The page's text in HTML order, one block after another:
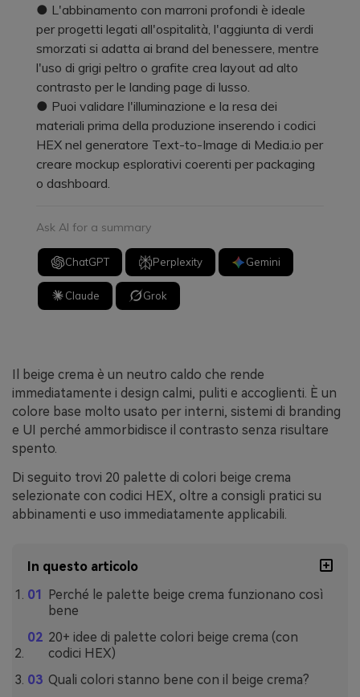
● L'abbinamento con marroni profondi è ideale
per progetti legati all'ospitalità, l'aggiunta di verdi
smorzati si adatta ai brand del benessere, mentre
l'uso di grigi peltro o grafite crea layout ad alto
contrasto per le landing page di lusso.
● Puoi validare l'illuminazione e la resa dei
materiali prima della produzione inserendo i codici
HEX nel generatore Text-to-Image di Media.io per
creare mockup esplorativi coerenti per packaging
o dashboard.
Ask AI for a summary
ChatGPT Perplexity Gemini
Claude Grok
Il beige crema è un neutro caldo che rende
immediatamente i design calmi, puliti e accoglienti. È un
colore base molto usato per interni, sistemi di branding
e UI perché ammorbidisce il contrasto senza risultare
spento.
Di seguito trovi 20 palette di colori beige crema
selezionate con codici HEX, oltre a consigli pratici su
abbinamenti e uso immediatamente applicabili.
In questo articolo
Perché le palette beige crema funzionano così
bene
20+ idee di palette colori beige crema (con
codici HEX)
Quali colori stanno bene con il beige crema?